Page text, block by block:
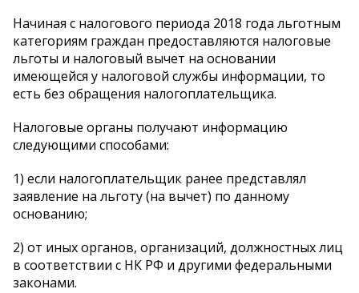
Начиная с налогового периода 2018 года льготным
категориям граждан предоставляются налоговые
льготы и налоговый вычет на основании
имеющейся у налоговой службы информации, то
есть без обращения налогоплательщика.
Налоговые органы получают информацию
следующими способами:
1) если налогоплательщик ранее представлял
заявление на льготу (на вычет) по данному
основанию;
2) от иных органов, организаций, должностных лиц
в соответствии с НК РФ и другими федеральными
законами.